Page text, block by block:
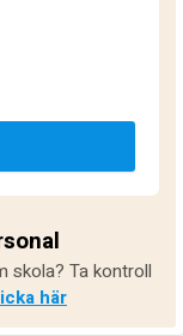
skola? Ta kontroll
här